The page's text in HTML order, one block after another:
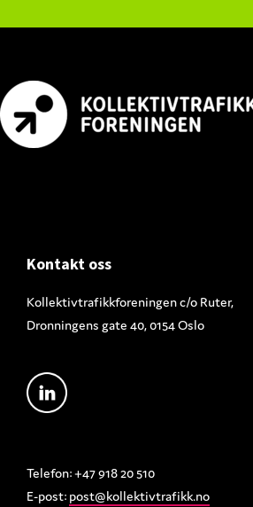
Footer
Kontakt oss
Kollektivtrafikkforeningen c/o Ruter,
Dronningens gate 40, 0154 Oslo
Telefon: +47 918 20 510
E-post: post@kollektivtrafikk.no